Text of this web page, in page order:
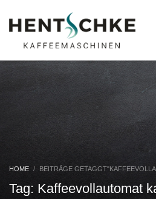
HOME BEITRÄGE
Tag: Kaffeevollautomat